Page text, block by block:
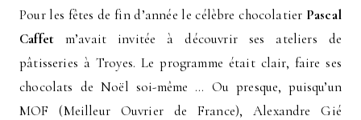
Pour les fêtes de fin d’année le célèbre chocolatier Pascal
Caffet m’avait invitée à découvrir ses ateliers de
pâtisseries à Troyes. Le programme était clair, faire ses
chocolats de Noël soi-même … Ou presque, puisqu’un
MOF (Meilleur Ouvrier de France), Alexandre Gié